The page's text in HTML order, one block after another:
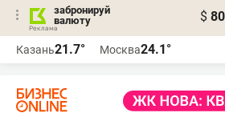
забронируй
валюту
$
Казань21.7° Москва24.1°